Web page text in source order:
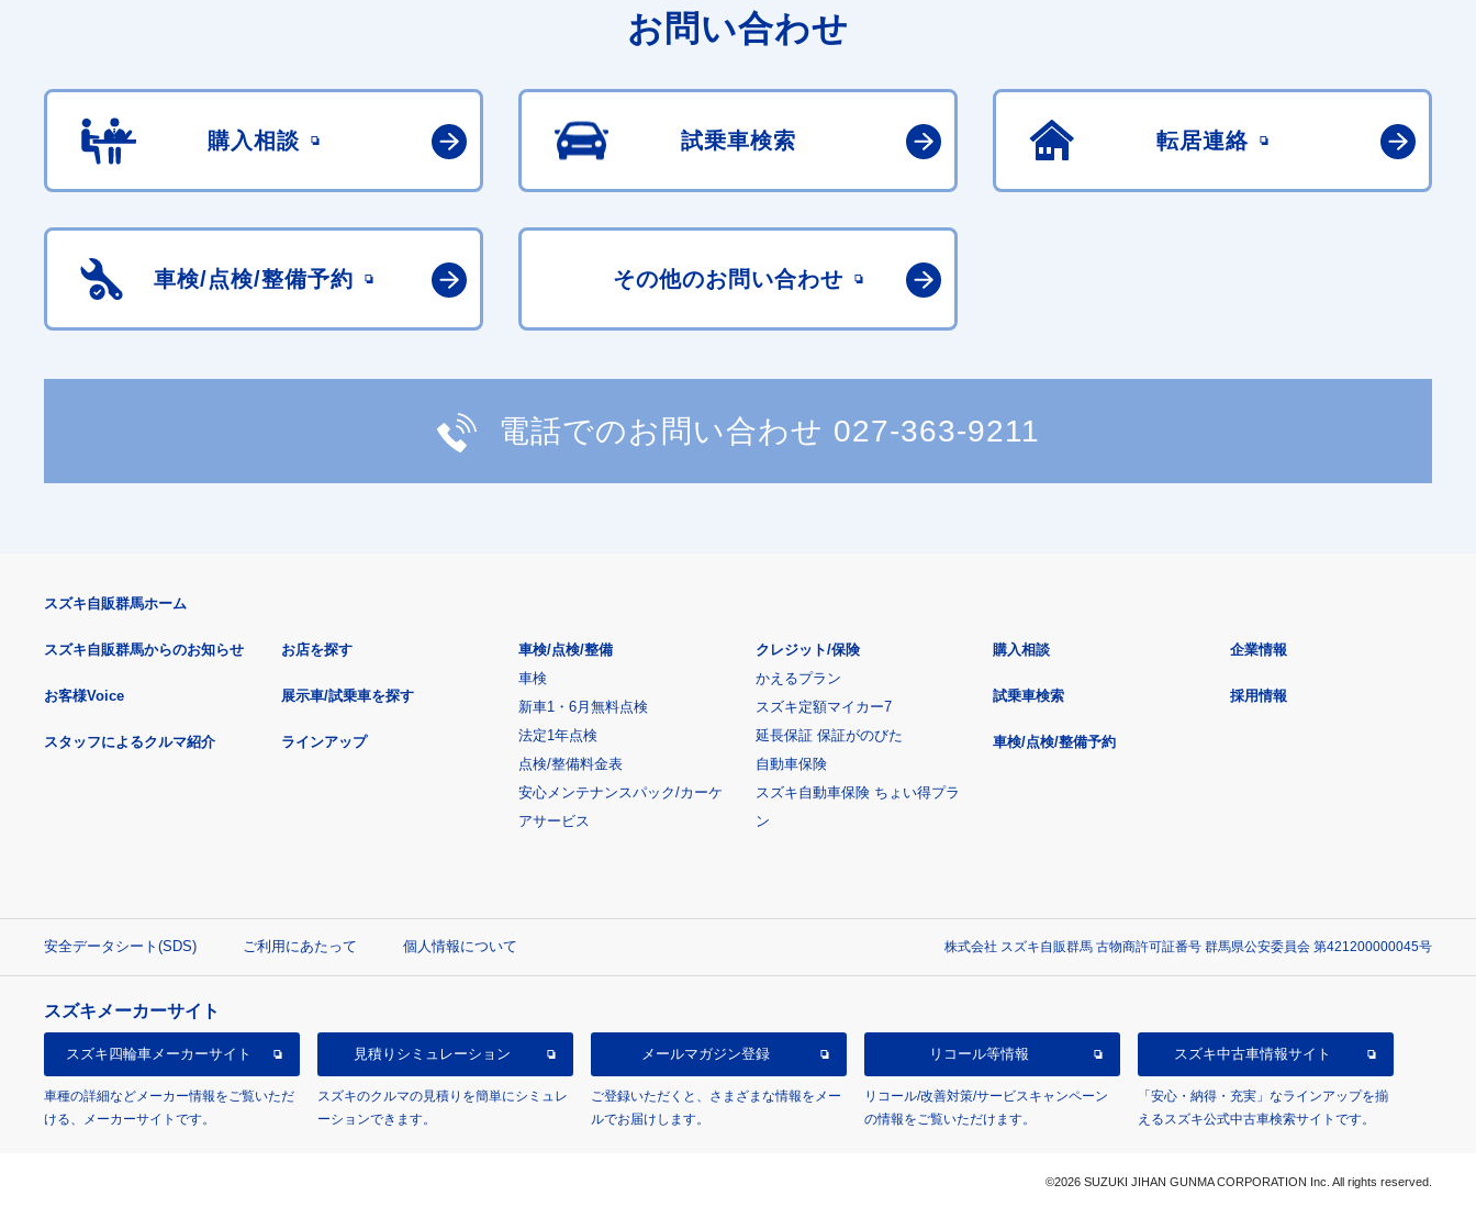
お問い合わせ
購入相談 試乗車検索 転居連絡
車検/点検/整備予約 その他のお問い合わせ
電話でのお問い合わせ 027-363-9211
スズキ自販群馬ホーム
スズキ自販群馬からのお知らせ
お客様Voice
スタッフによるクルマ紹介
お店を探す
展示車/試乗車を探す
ラインアップ
車検/点検/整備
車検
新車1・6月無料点検
法定1年点検
点検/整備料金表
安心メンテナンスパック/カーケ
アサービス
クレジット/保険
かえるプラン
スズキ定額マイカー7
延長保証 保証がのびた
自動車保険
スズキ自動車保険 ちょい得プラ
ン
購入相談
試乗車検索
車検/点検/整備予約
企業情報
採用情報
安全データシート(SDS) ご利用にあたって 個人情報について 株式会社 スズキ自販群馬 古物商許可証番号 群馬県公安委員会 第421200000045号
スズキメーカーサイト
スズキ四輪車メーカーサイト
車種の詳細などメーカー情報をご覧いただ
ける、メーカーサイトです。
見積り シミュレーション
スズキのクルマの見積りを簡単にシミュレ
ーションできます。
メールマガジン登録
ご登録いただくと、さまざまな情報をメー
ルでお届けします。
リコール等情報
リコール/改善対策/サービスキャンペーン
の情報をご覧いただけます。
スズキ中古車情報サイト
「安心・納得・充実」なラインアップを揃
えるスズキ公式中古車検索サイトです。
©2026 SUZUKI JIHAN GUNMA CORPORATION Inc. All rights reserved.